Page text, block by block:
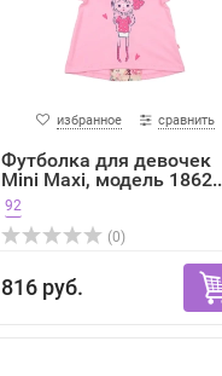
избранное сравнить
Футболка для девочек
Mini Maxi, модель
92
(0)
816 руб.